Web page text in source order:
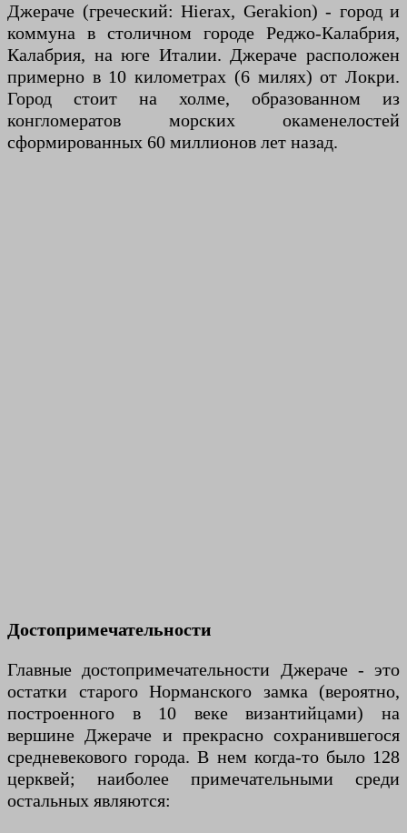
Джераче (греческий: Hierax, Gerakion) - город и
коммуна в столичном городе Реджо-Калабрия,
Калабрия, на юге Италии. Джераче расположен
примерно в 10 километрах (6 милях) от Локри.
Город стоит на холме, образованном из
конгломератов морских окаменелостей
сформированных 60 миллионов лет назад.
Достопримечательности
Главные достопримечательности Джераче - это
остатки старого Норманского замка (вероятно,
построенного в 10 веке византийцами) на
вершине Джераче и прекрасно сохранившегося
средневекового города. В нем когда-то было 128
церквей; наиболее примечательными среди
остальных являются: